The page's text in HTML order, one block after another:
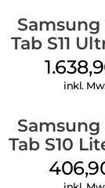
Samsung
Tab S11
512 GB
inkl.
Samsung
Tab S10
GB